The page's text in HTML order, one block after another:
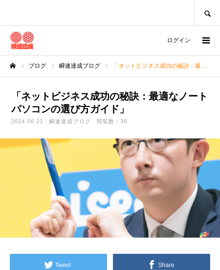
ログイン
ブログ 瞬速達成ブログ 「ネットビジネス成功の秘訣：最適なノートパソコンの選び方ガイド」
「ネットビジネス成功の秘訣：最適なノート
パソコンの選び方ガイド」
2024.06.21 瞬速達成ブログ 閲覧数：30
Tweet Share